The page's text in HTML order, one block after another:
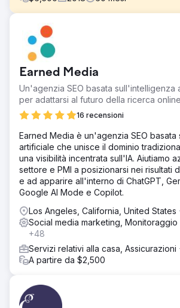
Sfida
Nel 2019, Howard's ha rischiato di
finanziario di Sears e la chiusura dei
riprendersi, l'azienda aveva bisogno di
strategia di marketing digitale per
orientato alla crescita.
Soluzione
Ho applicato i fondamenti della SEO a
prodotti chiave, creato collegamenti ad
amplificato i contenuti del blog sui
ideato una strategia di gestione delle
sviluppato report personalizzati per
approfondite dalle recensioni dei clienti.
Durante la campagna di marketing
abbiamo ottenuto una crescita di 5,8K
pagina 1, un aumento del 17% nelle
delle recensioni, un aumento del 44%
clienti nel mercato target e guadagnato
Earned Media
Un'agenzia SEO basata sull'intelligenza
per adattarsi al futuro della ricerca
16 recensioni
Earned Media è un'agenzia SEO basata
artificiale che unisce il dominio
una visibilità incentrata sull'IA. Aiutiamo
settore e PMI a posizionarsi nei risultati
e ad apparire all'interno di ChatGPT,
Google AI Mode e Copilot.
Los Angeles, California, United States
Social media marketing,
+48
Servizi relativi alla casa, Assicurazioni
A partire da $2,500